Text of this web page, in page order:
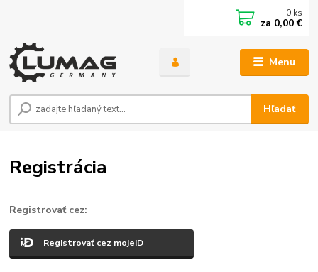
Menu
Hľadať
0 ks
za 0,00 €
Registrácia
Registrovať cez:
Registrovať cez mojeID